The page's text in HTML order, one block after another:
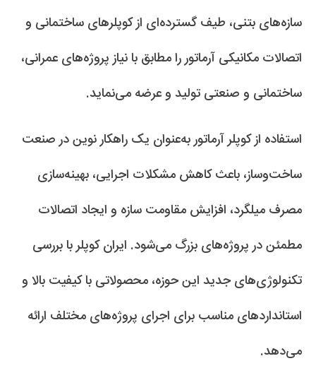
سازه‌های بتنی، طیف گسترده‌ای از کوپلرهای ساختمانی و
اتصالات مکانیکی آرماتور را مطابق با نیاز پروژه‌های عمرانی،
ساختمانی و صنعتی تولید و عرضه می‌نماید.
استفاده از کوپلر آرماتور به‌عنوان یک راهکار نوین در صنعت
ساخت‌وساز، باعث کاهش مشکلات اجرایی، بهینه‌سازی
مصرف میلگرد، افزایش مقاومت سازه و ایجاد اتصالات
مطمئن در پروژه‌های بزرگ می‌شود. ایران کوپلر با بررسی
تکنولوژی‌های جدید این حوزه، محصولاتی با کیفیت بالا و
استانداردهای مناسب برای اجرای پروژه‌های مختلف ارائه
می‌دهد.